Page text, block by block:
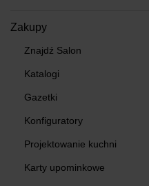
Zakupy
Znajdź Salon
Katalogi
Gazetki
Konfiguratory
Projektowanie kuchni
Karty upominkowe